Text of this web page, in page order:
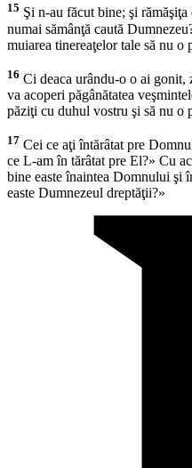
15 Şi n-au făcut bine; şi
numai sămânţă caută
muiarea tinereaţelor tale să nu o
16 Ci deaca urându-o o ai
va acoperi păgânătatea
păziţi cu duhul vostru şi să nu o
17 Cei ce aţi întărâtat pre
ce L-am în tărâtat pre El?» Cu
bine easte înaintea Domnului şi
easte Dumnezeul dreptăţii?»